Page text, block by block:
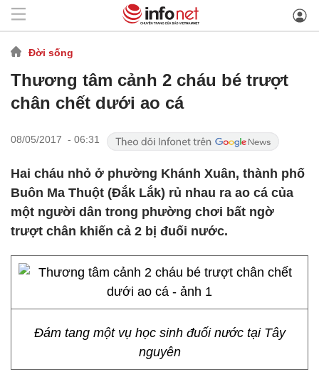
Đời sống
Thương tâm cảnh 2 cháu bé trượt
chân chết dưới ao cá
08/05/2017 - 06:31
Hai cháu nhỏ ở phường Khánh Xuân, thành phố
Buôn Ma Thuột (Đắk Lắk) rủ nhau ra ao cá của
một người dân trong phường chơi bất ngờ
trượt chân khiến cả 2 bị đuối nước.
Đám tang một vụ học sinh đuối nước tại Tây
nguyên